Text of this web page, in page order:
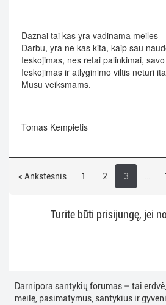
Daznai tai kas yra vadinama meiles
Darbu, yra ne kas kita, kaip sau
Ieskojimas, nes retai palinkimai,
Ieskojimas ir atlyginimo viltis neturi
Musu veiksmams.
Tomas Kempietis
« Ankstesnis 1 2 3
Turite būti prisijungę, jei
Darnipora santykių forumas – tai
meilę, pasimatymus, santykius ir